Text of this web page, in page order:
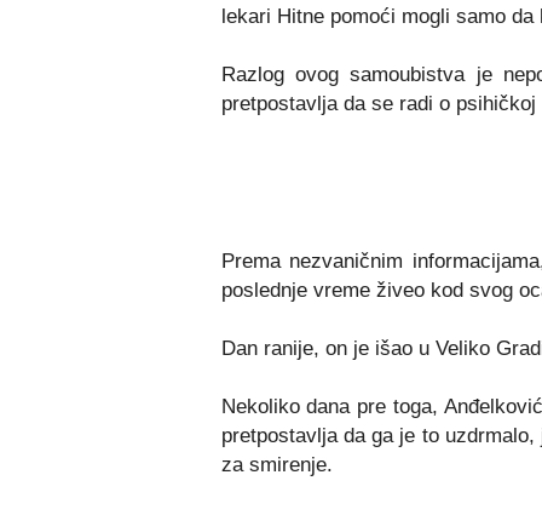
lekari Hitne pomoći mogli samo
Razlog ovog samoubistva je
pretpostavlja da se radi o
Prema nezvaničnim
poslednje vreme živeo kod svog
Dan ranije, on je išao u Veliko
Nekoliko dana pre toga,
pretpostavlja da ga je to
za smirenje.